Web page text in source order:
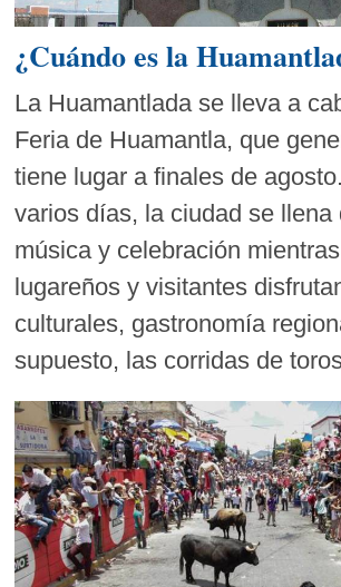
¿Cuándo es la
La Huamantlada se lleva a
Feria de Huamantla, que
tiene lugar a finales de
varios días, la ciudad se llena
música y celebración
lugareños y visitantes
culturales, gastronomía
supuesto, las corridas de